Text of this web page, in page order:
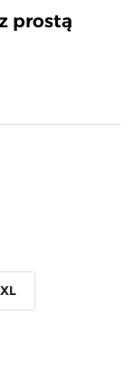
prostą